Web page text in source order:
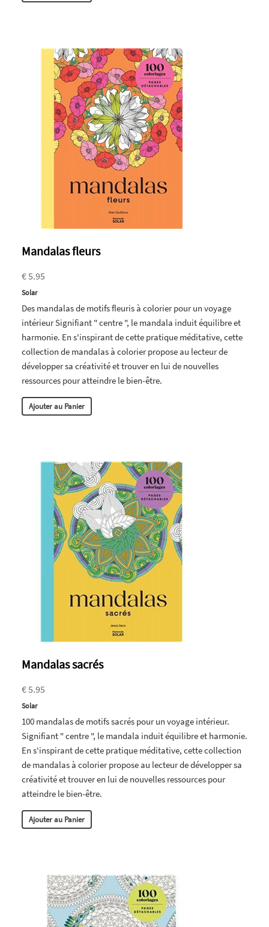
Mandalas fleurs
€ 5.95
Solar
Des mandalas de motifs fleuris à colorier pour un voyage
intérieur Signifiant " centre ", le mandala induit équilibre et
harmonie. En s'inspirant de cette pratique méditative, cette
collection de mandalas à colorier propose au lecteur de
développer sa créativité et trouver en lui de nouvelles
ressources pour atteindre le bien-être.
Ajouter au Panier
Mandalas sacrés
€ 5.95
Solar
100 mandalas de motifs sacrés pour un voyage intérieur.
Signifiant " centre ", le mandala induit équilibre et harmonie.
En s'inspirant de cette pratique méditative, cette collection
de mandalas à colorier propose au lecteur de développer sa
créativité et trouver en lui de nouvelles ressources pour
atteindre le bien-être.
Ajouter au Panier